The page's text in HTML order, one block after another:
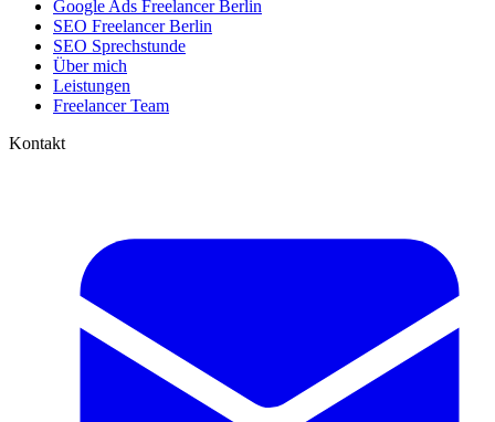
Google Ads Freelancer Berlin
SEO Freelancer Berlin
SEO Sprechstunde
Über mich
Leistungen
Freelancer Team
Kontakt